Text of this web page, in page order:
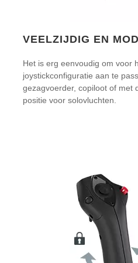
VEELZIJDIG EN
Het is erg eenvoudig om voor
joystickconfiguratie aan te
gezagvoerder, copiloot of met
positie voor solovluchten.